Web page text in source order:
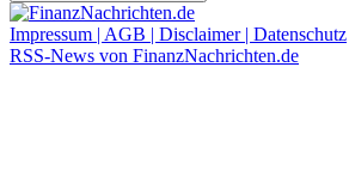
Impressum | AGB | Disclaimer | Datenschutz
RSS-News von FinanzNachrichten.de